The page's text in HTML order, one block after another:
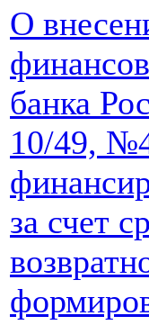
О
банка
10/49,
за счет